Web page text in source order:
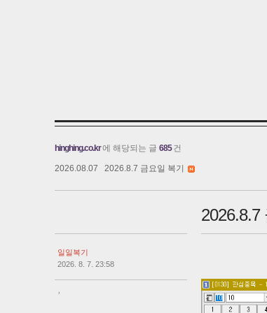
hinghing.co.kr에 해당되는 글 685 건
2026.08.07 2026.8.7 금요일 복기
일일복기
2026. 8. 7. 23:58
2026.8.7